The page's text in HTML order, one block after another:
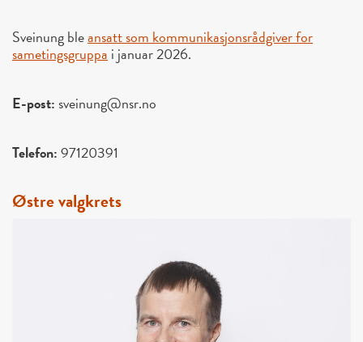
Sveinung bleansatt som kommunikasjonsrådgiver for
sametingsgruppa i januar 2026.
E-post: sveinung@nsr.no
Telefon:97120391
Østre valgkrets